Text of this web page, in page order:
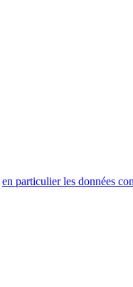
en particulier les données